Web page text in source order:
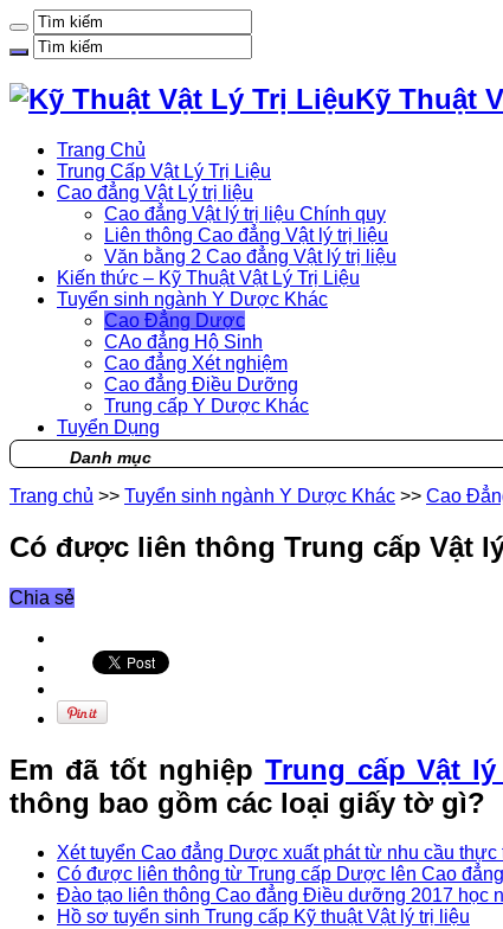
Kỹ Thuật
Trang Chủ
Trung Cấp Vật Lý Trị Liệu
Cao đẳng Vật Lý trị liệu
Cao đẳng Vật lý trị liệu Chính quy
Liên thông Cao đẳng Vật lý trị liệu
Văn bằng 2 Cao đẳng Vật lý trị liệu
Kiến thức – Kỹ Thuật Vật Lý Trị Liệu
Tuyển sinh ngành Y Dược Khác
Cao Đẳng Dược
CAo đẳng Hộ Sinh
Cao đẳng Xét nghiệm
Cao đẳng Điều Dưỡng
Trung cấp Y Dược Khác
Tuyển Dụng
Danh mục
Trang chủ >> Tuyển sinh ngành Y Dược Khác >> Cao
Có được liên thông Trung cấp Vật
Chia sẻ
Em đã tốt nghiệp Trung cấp Vật
thông bao gồm các loại giấy tờ gì?
Xét tuyển Cao đẳng Dược xuất phát từ nhu cầu thực
Có được liên thông từ Trung cấp Dược lên Cao
Đào tạo liên thông Cao đẳng Điều dưỡng 2017 học
Hồ sơ tuyển sinh Trung cấp Kỹ thuật Vật lý trị liệu